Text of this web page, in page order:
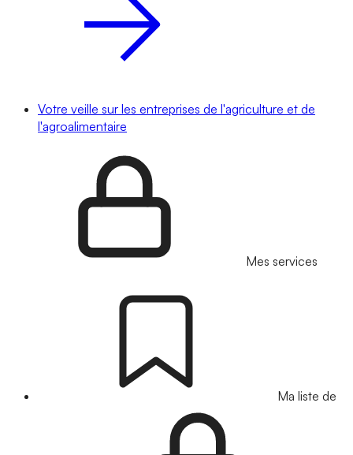
Votre veille sur les entreprises de l'agriculture et de
l'agroalimentaire
Mes services
Ma liste de